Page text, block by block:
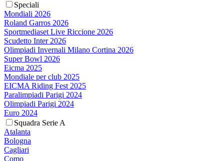
Speciali
Mondiali 2026
Roland Garros 2026
Sportmediaset Live Riccione 2026
Scudetto Inter 2026
Olimpiadi Invernali Milano Cortina 2026
Super Bowl 2026
Eicma 2025
Mondiale per club 2025
EICMA Riding Fest 2025
Paralimpiadi Parigi 2024
Olimpiadi Parigi 2024
Euro 2024
Squadra Serie A
Atalanta
Bologna
Cagliari
Como